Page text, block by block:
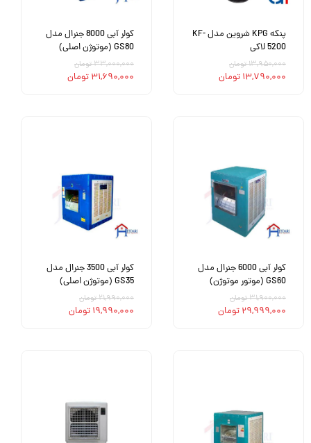
پنکه KPG شروین مدل KF-
5200 لاکی
۱۳,۹۵۰,۰۰۰ تومان
۱۳,۷۹۰,۰۰۰ تومان
کولر آبی 8000 جنرال مدل
GS80 (موتوژن اصلی)
۳۳,۰۰۰,۰۰۰ تومان
۳۱,۶۹۰,۰۰۰ تومان
کولر آبی 6000 جنرال مدل
GS60 (موتور موتوژن)
۳۱,۹۰۰,۰۰۰ تومان
۲۹,۹۹۹,۰۰۰ تومان
کولر آبی 3500 جنرال مدل
GS35 (موتوژن اصلی)
۲۱,۹۹۰,۰۰۰ تومان
۱۹,۹۹۰,۰۰۰ تومان